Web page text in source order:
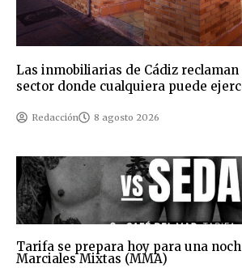
Las inmobiliarias de Cádiz
sector donde cualquiera puede
Redacción 8 agosto 2026
Tarifa se prepara hoy para una
Marciales Mixtas (MMA)